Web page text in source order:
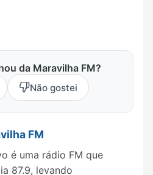
da Maravilha FM?
Não gostei
FM
é uma rádio FM que
87.9, levando